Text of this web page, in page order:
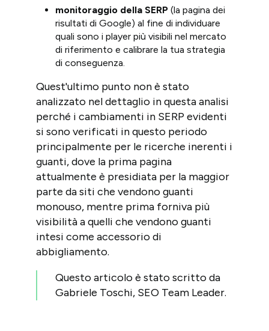
monitoraggio della SERP (la pagina dei
risultati di Google) al fine di individuare
quali sono i player più visibili nel mercato
di riferimento e calibrare la tua strategia
di conseguenza.
Quest'ultimo punto non è stato
analizzato nel dettaglio in questa analisi
perché i cambiamenti in SERP evidenti
si sono verificati in questo periodo
principalmente per le ricerche inerenti i
guanti, dove la prima pagina
attualmente è presidiata per la maggior
parte da siti che vendono guanti
monouso, mentre prima forniva più
visibilità a quelli che vendono guanti
intesi come accessorio di
abbigliamento.
Questo articolo è stato scritto da
Gabriele Toschi, SEO Team Leader.